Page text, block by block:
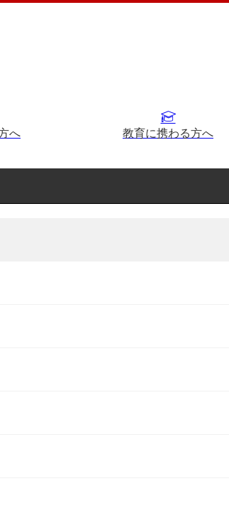
へ 教育に携わる方へ